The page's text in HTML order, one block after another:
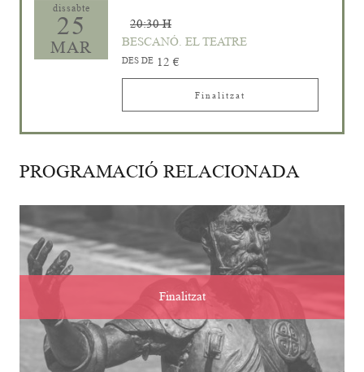
dissabte
25
MAR
20:30 H
BESCANÓ. EL TEATRE
DES DE 12 €
Finalitzat
PROGRAMACIÓ RELACIONADA
Finalitzat